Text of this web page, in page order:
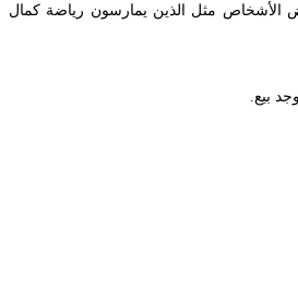
كمال اجسام وبناء الكتلة العضلية يحتوي على 2800 سعرة حرارية. بالنسبة لبعض الأشخاص مثل الذين يمارسون رياضة كمال